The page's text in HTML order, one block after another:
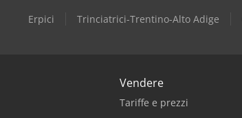
Erpici Trinciatrici-Trentino-Alto Adige
Vendere
Tariffe e prezzi